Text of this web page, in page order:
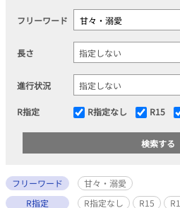
フリーワード
長さ
進行状況
R指定 R指定なし R15
フリーワード
甘々・溺愛
R指定
R指定なし R15